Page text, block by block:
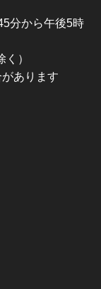
分から午後5時
）
あります